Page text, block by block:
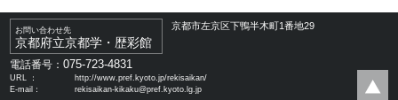
お問い合わせ先
京都府立京都学・歴彩館
京都市左京区下鴨半木町1番地29
電話番号：075-723-4831
URL ：
http://www.pref.kyoto.jp/rekisaikan/
E-mail：
rekisaikan-kikaku@pref.kyoto.lg.jp